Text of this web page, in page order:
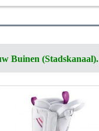
Buinen (Stadskanaal).